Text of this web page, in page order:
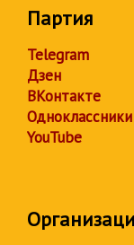
Партия
Telegram
Дзен
ВКонтакте
Одноклассники
YouTube